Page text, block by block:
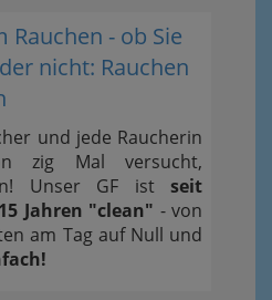
Rauchen - ob Sie
nicht: Rauchen
und jede Raucherin
zig Mal versucht,
Unser GF ist seit
Jahren "clean" - von
am Tag auf Null und